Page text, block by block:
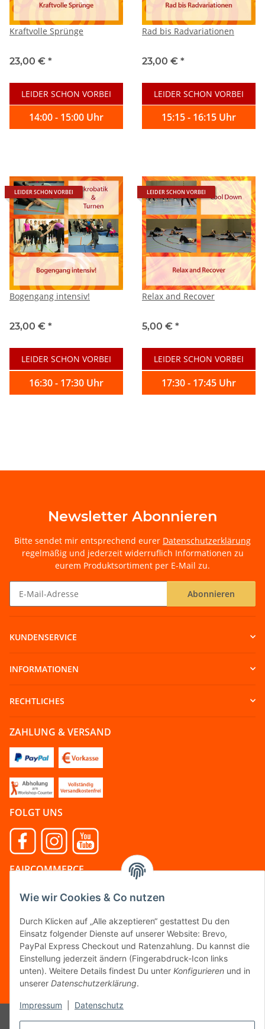
Wie wir Cookies & Co nutzen
Durch Klicken auf „Alle akzeptieren“ gestattest Du den
Einsatz folgender Dienste auf unserer Website: Brevo,
PayPal Express Checkout und Ratenzahlung. Du kannst die
Einstellung jederzeit ändern (Fingerabdruck-Icon links
unten). Weitere Details findest Du unter Konfigurieren und in
unserer Datenschutzerklärung.
Impressum Datenschutz
Kraftvolle Sprünge
23,00 € *
LEIDER SCHON VORBEI
14:00 - 15:00 Uhr
Rad bis Radvariationen
23,00 € *
LEIDER SCHON VORBEI
15:15 - 16:15 Uhr
LEIDER SCHON VORBEI
Bogengang intensiv!
23,00 € *
LEIDER SCHON VORBEI
16:30 - 17:30 Uhr
LEIDER SCHON VORBEI
Relax and Recover
5,00 € *
LEIDER SCHON VORBEI
17:30 - 17:45 Uhr
Newsletter Abonnieren
Bitte sendet mir entsprechend eurer Datenschutzerklärung
regelmäßig und jederzeit widerruflich Informationen zu
eurem Produktsortiment per E-Mail zu.
Abonnieren
KUNDENSERVICE
INFORMATIONEN
RECHTLICHES
ZAHLUNG & VERSAND
FOLGT UNS
FAIRCOMMERCE
Wir sind seit 04.12.2015 Mitglied der Initiative
"FairCommerce".
Vertrag widerrufen
* Alle Preise inkl. gesetzlicher MwSt.